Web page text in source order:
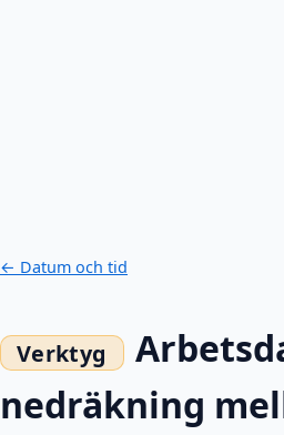
← Datum och tid
nedräkning